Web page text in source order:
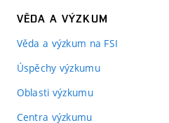
VĚDA A VÝZKUM
Věda a výzkum na FSI
Úspěchy výzkumu
Oblasti výzkumu
Centra výzkumu